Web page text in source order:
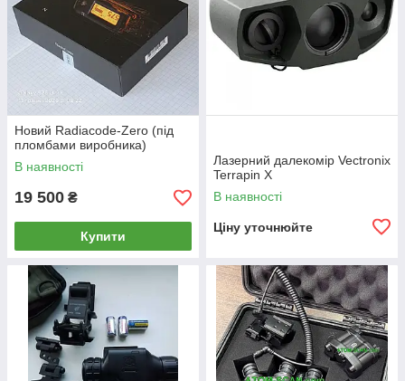
Новий Radiacode-Zero (під
пломбами виробника)
В наявності
19 500 ₴
Купити
Лазерний далекомір Vectronix
Terrapin X
В наявності
Ціну уточнюйте